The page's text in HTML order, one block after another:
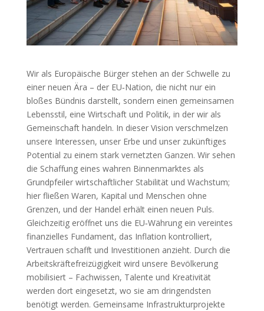
Wir als Europäische Bürger stehen an der Schwelle zu
einer neuen Ära – der EU‑Nation, die nicht nur ein
bloßes Bündnis darstellt, sondern einen gemeinsamen
Lebensstil, eine Wirtschaft und Politik, in der wir als
Gemeinschaft handeln. In dieser Vision verschmelzen
unsere Interessen, unser Erbe und unser zukünftiges
Potential zu einem stark vernetzten Ganzen. Wir sehen
die Schaffung eines wahren Binnenmarktes als
Grundpfeiler wirtschaftlicher Stabilität und Wachstum;
hier fließen Waren, Kapital und Menschen ohne
Grenzen, und der Handel erhält einen neuen Puls.
Gleichzeitig eröffnet uns die EU‑Währung ein vereintes
finanzielles Fundament, das Inflation kontrolliert,
Vertrauen schafft und Investitionen anzieht. Durch die
Arbeitskräftefreizügigkeit wird unsere Bevölkerung
mobilisiert – Fachwissen, Talente und Kreativität
werden dort eingesetzt, wo sie am dringendsten
benötigt werden. Gemeinsame Infrastrukturprojekte